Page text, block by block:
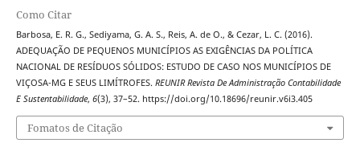
Como Citar
Barbosa, E. R. G., Sediyama, G. A. S., Reis, A. de O., & Cezar, L. C. (2016).
ADEQUAÇÃO DE PEQUENOS MUNICÍPIOS AS EXIGÊNCIAS DA POLÍTICA
NACIONAL DE RESÍDUOS SÓLIDOS: ESTUDO DE CASO NOS MUNICÍPIOS DE
VIÇOSA-MG E SEUS LIMÍTROFES. REUNIR Revista De Administração Contabilidade
E Sustentabilidade, 6(3), 37–52. https://doi.org/10.18696/reunir.v6i3.405
Fomatos de Citação